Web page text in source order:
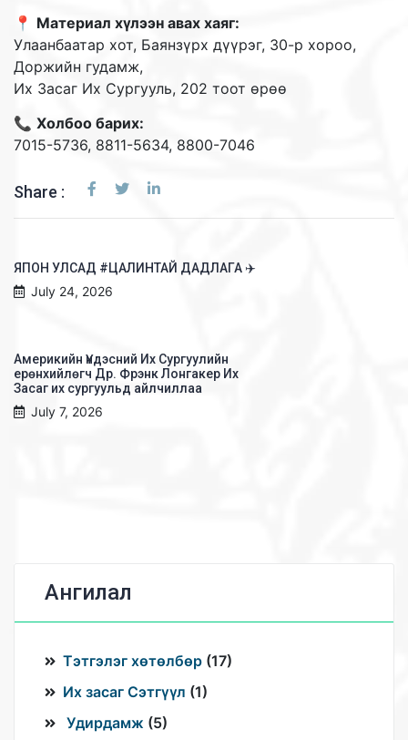
📍 Материал хүлээн авах хаяг:
Улаанбаатар хот, Баянзүрх дүүрэг, 30-р хороо,
Доржийн гудамж,
Их Засаг Их Сургууль, 202 тоот өрөө
📞 Холбоо барих:
7015-5736, 8811-5634, 8800-7046
Share :
ЯПОН УЛСАД #ЦАЛИНТАЙ ДАДЛАГА ✈️
July 24, 2026
Америкийн Үндэсний Их Сургуулийн
ерөнхийлөгч Др. Фрэнк Лонгакер Их
Засаг их сургуульд айлчиллаа
July 7, 2026
Ангилал
Тэтгэлэг хөтөлбөр (17)
Их засаг Сэтгүүл (1)
Удирдамж (5)